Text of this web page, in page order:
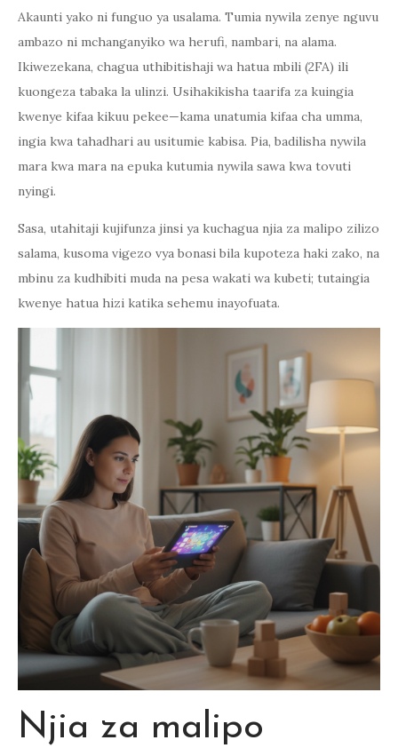
Akaunti yako ni funguo ya usalama. Tumia nywila zenye nguvu
ambazo ni mchanganyiko wa herufi, nambari, na alama.
Ikiwezekana, chagua uthibitishaji wa hatua mbili (2FA) ili
kuongeza tabaka la ulinzi. Usihakikisha taarifa za kuingia
kwenye kifaa kikuu pekee—kama unatumia kifaa cha umma,
ingia kwa tahadhari au usitumie kabisa. Pia, badilisha nywila
mara kwa mara na epuka kutumia nywila sawa kwa tovuti
nyingi.
Sasa, utahitaji kujifunza jinsi ya kuchagua njia za malipo zilizo
salama, kusoma vigezo vya bonasi bila kupoteza haki zako, na
mbinu za kudhibiti muda na pesa wakati wa kubeti; tutaingia
kwenye hatua hizi katika sehemu inayofuata.
Njia za malipo